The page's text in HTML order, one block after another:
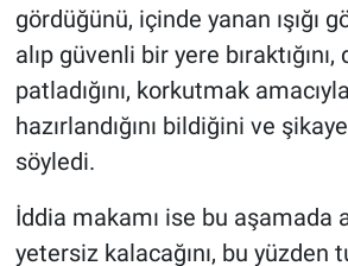
gördüğünü, içinde yanan ışığı
alıp güvenli bir yere
patladığını, korkutmak
hazırlandığını bildiğini ve
söyledi.
İddia makamı ise bu aşamada
yetersiz kalacağını, bu yüzden